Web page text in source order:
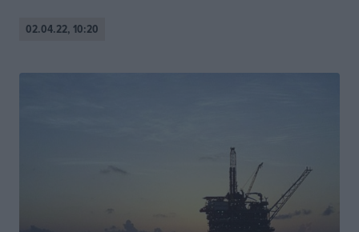
02.04.22, 10:20